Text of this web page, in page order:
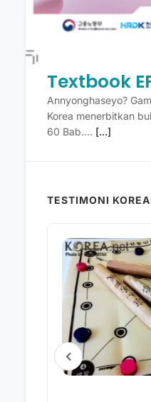
Textbook
Annyonghaseyo?
Korea menerbitkan
60 Bab.... [...]
TESTIMONI